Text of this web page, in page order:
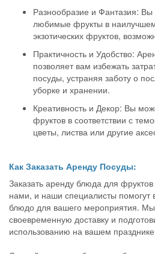
Разнообразие и Фантазия:
любимые фрукты в
экзотических фруктов,
Практичность и Удобство:
позволяет вам избежать
посуды, устраняя заботу о
уборке и хранении.
Креативность и Декор: Вы
фруктов в соответствии с
цветы, листва или другие
Как Заказать Аренду Посуды:
Заказать аренду блюда для
нами, и наши специалисты помогут
блюдо для вашего мероприятия.
своевременную доставку и
использованию на вашем